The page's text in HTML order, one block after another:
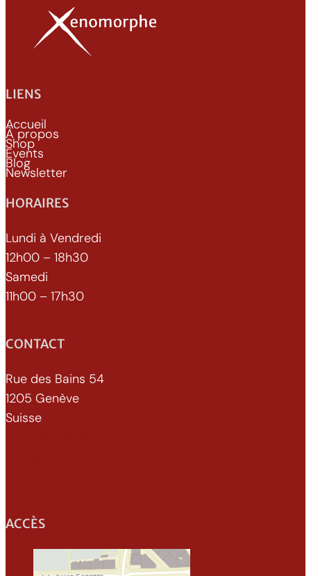
LIENS
Accueil
À propos
Shop
Events
Blog
Newsletter
HORAIRES
Lundi à Vendredi
12h00 – 18h30
Samedi
11h00 – 17h30
CONTACT
Rue des Bains 54
1205 Genève
Suisse
ACCÈS